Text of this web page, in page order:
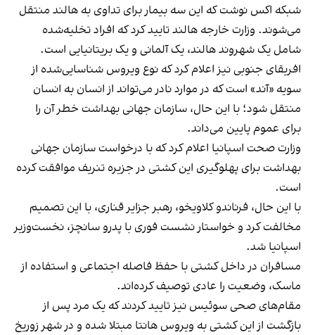
شبکه اکس نوشت که این سه بیمار برای تداوی به هالند منتقل
می‌شوند. وزارت خارجه هالند تایید کرد که افراد تخلیه‌شده
شامل یک شهروند هالند، یک آلمانی و یک بریتانیایی است.
افریقای جنوبی نیز اعلام کرد که نوع ویروس شناسایی‌شده از
سویه «آند» است که در موارد نادر می‌تواند از انسان به انسان
منتقل شود؛‌ با این حال، سازمان جهانی بهداشت خطر آن را
برای عموم پایین می‌داند.
وزارت صحت اسپانیا اعلام کرد که با درخواست سازمان جهانی
بهداشت برای پهلوگیری این کشتی در جزیره تنریف موافقت کرده
است.
با این حال، فرناندو کلاویخو، رهبر جزایر قناری، با این تصمیم
مخالفت کرد و خواستار نشست فوری با پدرو سانچز، نخست‌وزیر
اسپانیا شد.
مسافران در داخل کشتی با حفظ فاصله اجتماعی و استفاده از
ماسک، وضعیت را عادی توصیف کرده‌اند.
مقام‌های صحی سوئیس نیز تایید کردند که یک مرد پس از
بازگشت از این کشتی به ویروس هانتا مبتلا شده و در شهر زوریخ